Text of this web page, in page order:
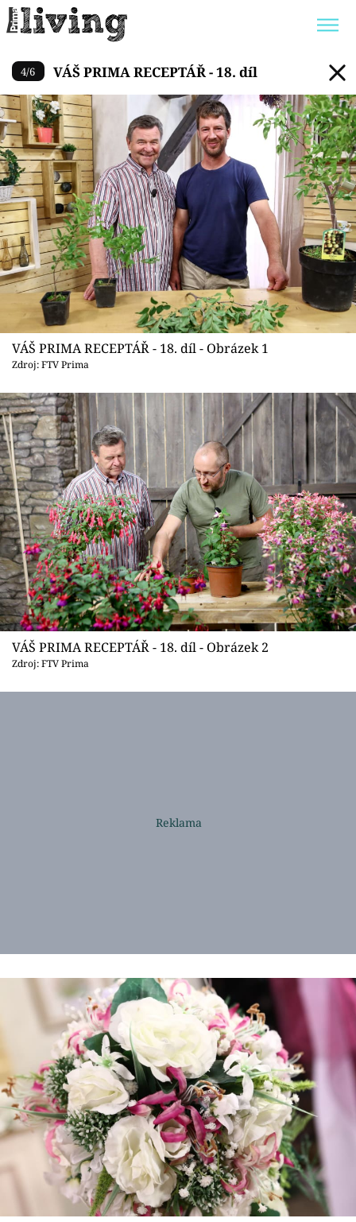
Trendy: JAK UŠETŘIT
POKOJOVÉ KVĚTINY
BYDLENÍ SLAVNÝCH
ZAHRADA
Témata
Bydlení
Zahrada
Design
Sledujte prima+
Přihlášení
Sledujte nás
VÁŠ PRIMA RECEPTÁŘ - 18.
4/6 VÁŠ PRIMA RECEPTÁŘ - 18. díl
VÁŠ PRIMA RECEPTÁŘ - 18. díl - Obrázek 1
Zdroj: FTV Prima
VÁŠ PRIMA RECEPTÁŘ - 18. díl - Obrázek 2
Zdroj: FTV Prima